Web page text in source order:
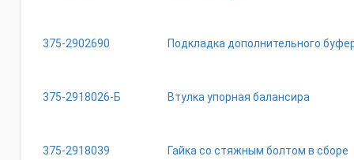
375-2902690 Подкладка дополнительного
375-2918026-Б Втулка упорная балансира
375-2918039 Гайка со стяжным болтом в сборе